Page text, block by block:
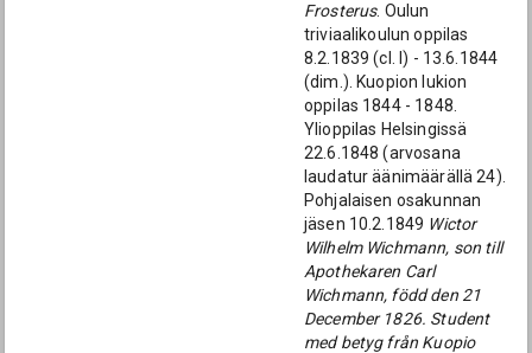
Frosterus. Oulun
triviaalikoulun oppilas
8.2.1839 (cl. I) - 13.6.1844
(dim.). Kuopion lukion
oppilas 1844 - 1848.
Ylioppilas Helsingissä
22.6.1848 (arvosana
laudatur äänimäärällä 24).
Pohjalaisen osakunnan
jäsen 10.2.1849 Wictor
Wilhelm Wichmann, son till
Apothekaren Carl
Wichmann, född den 21
December 1826. Student
med betyg från Kuopio